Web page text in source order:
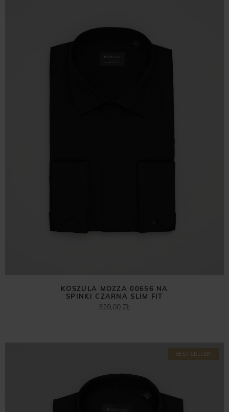
KOSZULA MOZZA 00656 NA
SPINKI CZARNA SLIM FIT
329,00 ZŁ
BESTSELLER